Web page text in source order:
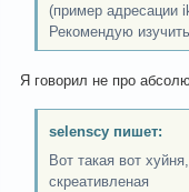
(пример адресации
Рекомендую
Я говорил не про
selenscy пишет:
Вот такая вот
скреативленая